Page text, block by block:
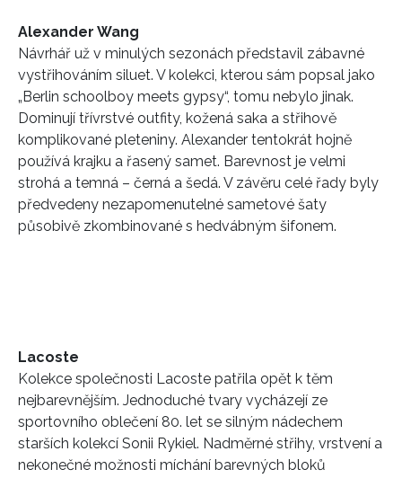
Alexander Wang
Návrhář už v minulých sezonách představil zábavné
vystřihováním siluet. V kolekci, kterou sám popsal jako
„Berlin schoolboy meets gypsy“, tomu nebylo jinak.
Dominují třívrstvé outfity, kožená saka a střihově
komplikované pleteniny. Alexander tentokrát hojně
používá krajku a řasený samet. Barevnost je velmi
strohá a temná – černá a šedá. V závěru celé řady byly
předvedeny nezapomenutelné sametové šaty
působivě zkombinované s hedvábným šifonem.
Lacoste
Kolekce společnosti Lacoste patřila opět k těm
nejbarevnějším. Jednoduché tvary vycházejí ze
sportovního oblečení 80. let se silným nádechem
starších kolekcí Sonii Rykiel. Nadměrné střihy, vrstvení a
nekonečné možnosti míchání barevných bloků